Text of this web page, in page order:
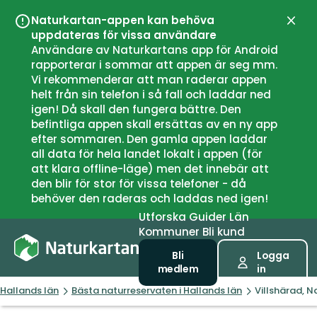
Naturkartan-appen kan behöva
uppdateras för vissa användare
Användare av Naturkartans app för Android
rapporterar i sommar att appen är seg mm.
Vi rekommenderar att man raderar appen
helt från sin telefon i så fall och laddar ned
igen! Då skall den fungera bättre. Den
befintliga appen skall ersättas av en ny app
efter sommaren. Den gamla appen laddar
all data för hela landet lokalt i appen (för
att klara offline-läge) men det innebär att
den blir för stor för vissa telefoner - då
behöver den raderas och laddas ned igen!
UtforskaGuiderLän
Kommuner Bli kund
Bli
medlem
Logga
in
Hallands län Bästa naturreservaten i Hallands län Villshärad,